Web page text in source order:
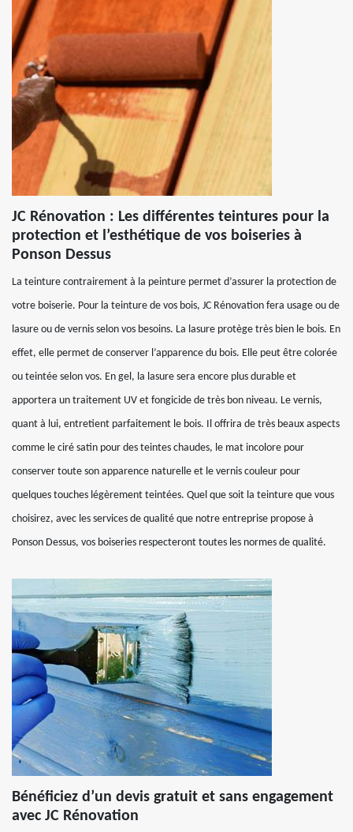
JC Rénovation : Les différentes teintures pour la
protection et l’esthétique de vos boiseries à
Ponson Dessus
La teinture contrairement à la peinture permet d’assurer la protection de
votre boiserie. Pour la teinture de vos bois, JC Rénovation fera usage ou de
lasure ou de vernis selon vos besoins. La lasure protège très bien le bois. En
effet, elle permet de conserver l’apparence du bois. Elle peut être colorée
ou teintée selon vos. En gel, la lasure sera encore plus durable et
apportera un traitement UV et fongicide de très bon niveau. Le vernis,
quant à lui, entretient parfaitement le bois. Il offrira de très beaux aspects
comme le ciré satin pour des teintes chaudes, le mat incolore pour
conserver toute son apparence naturelle et le vernis couleur pour
quelques touches légèrement teintées. Quel que soit la teinture que vous
choisirez, avec les services de qualité que notre entreprise propose à
Ponson Dessus, vos boiseries respecteront toutes les normes de qualité.
Bénéficiez d’un devis gratuit et sans engagement
avec JC Rénovation